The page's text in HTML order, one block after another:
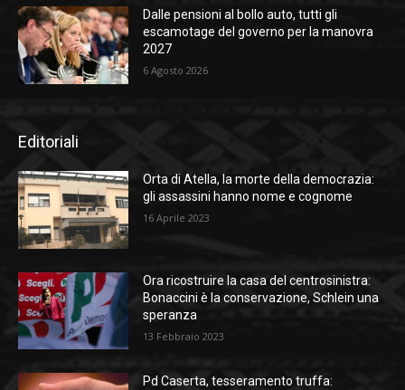
Dalle pensioni al bollo auto, tutti gli
escamotage del governo per la manovra
2027
6 Agosto 2026
Editoriali
Orta di Atella, la morte della democrazia:
gli assassini hanno nome e cognome
16 Aprile 2023
Ora ricostruire la casa del centrosinistra:
Bonaccini è la conservazione, Schlein una
speranza
13 Febbraio 2023
Pd Caserta, tesseramento truffa: